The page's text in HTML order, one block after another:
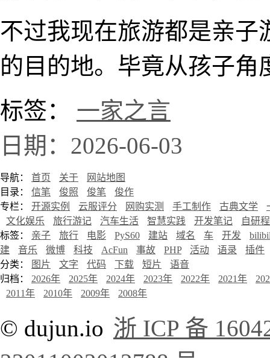
不过我现在旅游都是亲
的目的地。毕竟从孩子
标签： 一家之言
日期：2026-06-03
导航： 首页 关于
网站地图
目录： 信笔 俊照 俊笔
俊作
专栏： 开源实例 云服评分 网购实测 手工制作 古典文学
文化娱乐
旅行游记 汽车生活 智慧实践 开发笔记
自研
标签： 亲子 旅行 电影 PyS60 建站 域名 车 开发
建
音乐 微博 科技 AcFun 事故 PHP 活动 语录
插件
分类：
图片 文字 代码 下载 短片
语音
归档： 2026年 2025年 2024年 2023年 2022年 2021年
2011年
2010年 2009年 2008年
© dujun.io 浙 ICP 备